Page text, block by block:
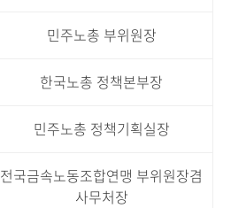
민주노총 부위원장
한국노총 정책본부장
민주노총 정책기획실장
전국금속노동조합연맹 부위원장겸
사무처장